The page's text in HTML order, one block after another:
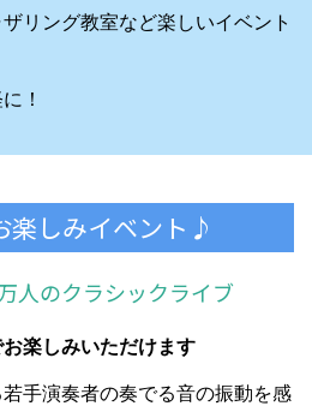
リング教室など楽しいイベント
！
しみイベント♪
人のクラシックライブ
楽しみいただけます
手演奏者の奏でる音の振動を感